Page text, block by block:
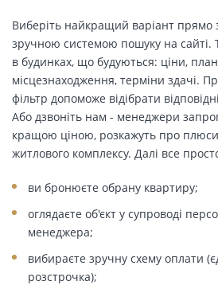
Виберіть найкращий варіант прямо
зручною системою пошуку на сайті.
в будинках, що будуються: ціни,
місцезнаходження, терміни здачі.
фільтр допоможе відібрати
Або дзвоніть нам - менеджери
кращою ціною, розкажуть про плюси
житлового комплексу. Далі все
ви бронюєте обрану квартиру;
оглядаєте об'єкт у супроводі
менеджера;
вибираєте зручну схему оплати
розстрочка);